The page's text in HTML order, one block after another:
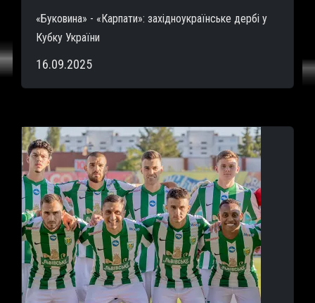
«Буковина» - «Карпати»: західноукраїнське дербі у
Кубку України
16.09.2025